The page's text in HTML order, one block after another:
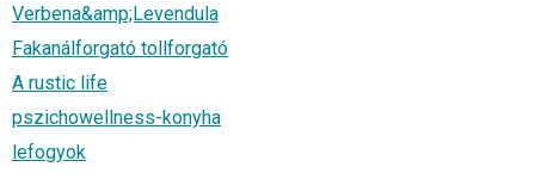
Verbena&amp;Levendula
Fakanálforgató tollforgató
A rustic life
pszichowellness-konyha
lefogyok